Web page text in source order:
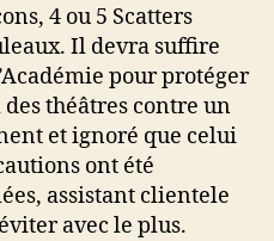
4 ou 5 Scatters
Il devra suffire
pour protéger
théâtres contre un
et ignoré que celui
ont été
assistant clientele
avec le plus.